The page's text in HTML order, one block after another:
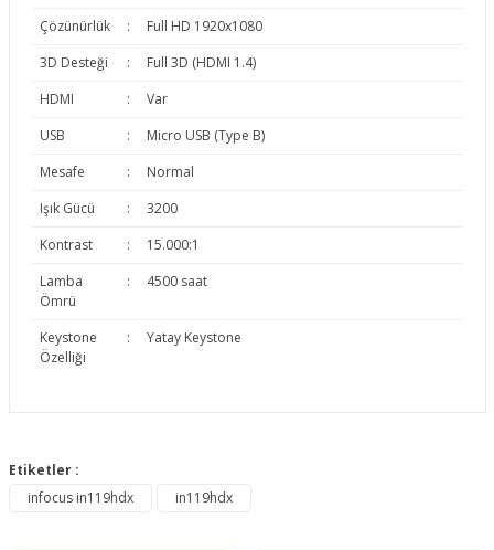
Çözünürlük :
Full HD 1920x1080
3D Desteği
:
Full 3D (HDMI 1.4)
HDMI
:
Var
USB
:
Micro USB (Type B)
Mesafe
:
Normal
Işık Gücü
:
3200
Kontrast
:
15.000:1
Lamba
Ömrü
: 4500 saat
Keystone
Özelliği
: Yatay Keystone
konularda yetersiz gördüğünüz noktaları öneri formunu
Görüş ve önerileriniz için teşekkür ederiz.
Etiketler :
infocus in119hdx
in119hdx